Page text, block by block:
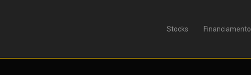
Stocks Financiamento